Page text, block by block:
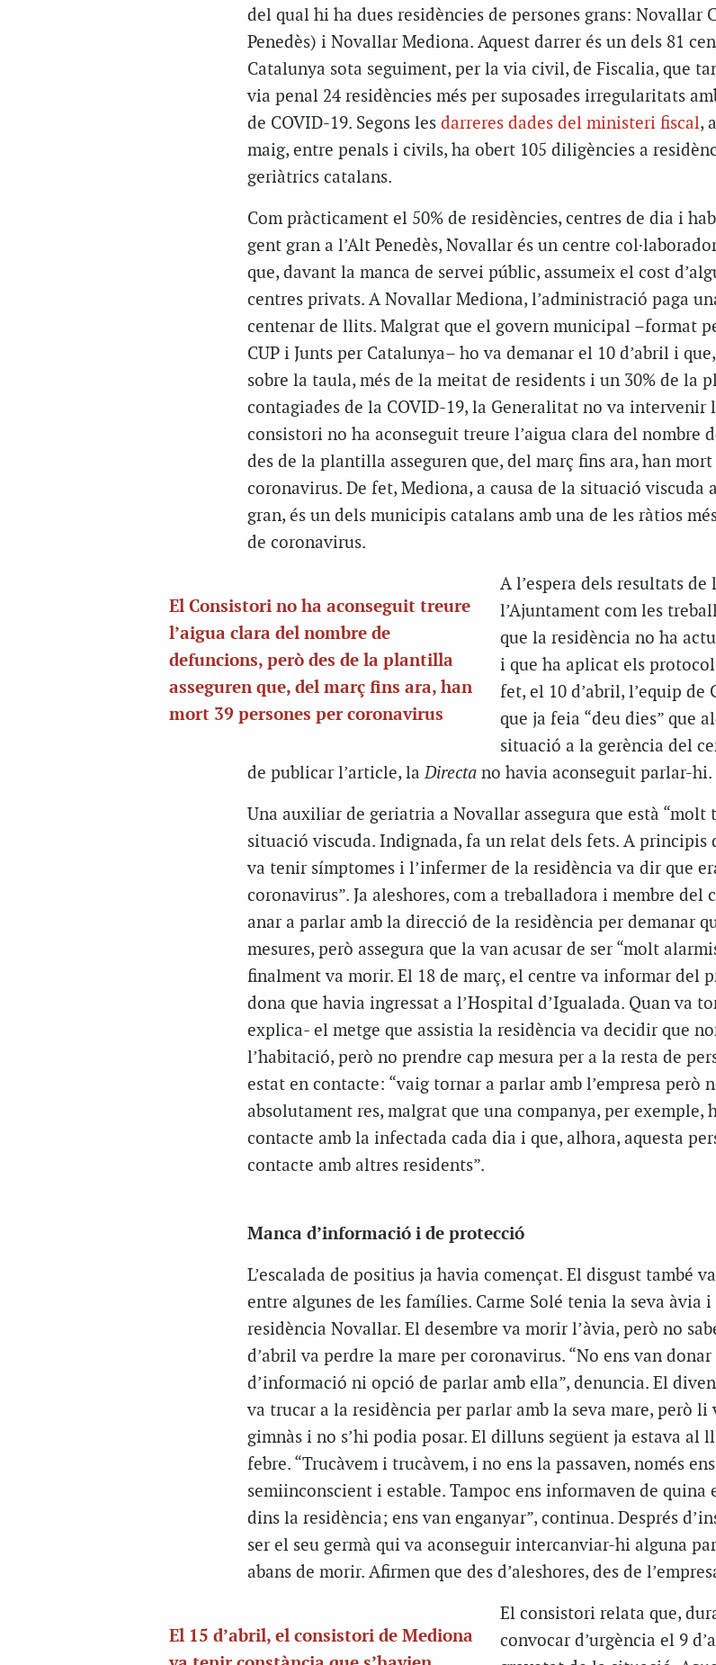
del qual hi ha dues residències de persones grans: Novallar
Penedès) i Novallar Mediona. Aquest darrer és un dels 81
Catalunya sota seguiment, per la via civil, de Fiscalia, que
via penal 24 residències més per suposades irregularitats
de COVID-19. Segons les darreres dades del ministeri fiscal,
maig, entre penals i civils, ha obert 105 diligències a
geriàtrics catalans.
Com pràcticament el 50% de residències, centres de dia i
gent gran a l’Alt Penedès, Novallar és un centre
que, davant la manca de servei públic, assumeix el cost
centres privats. A Novallar Mediona, l’administració paga
centenar de llits. Malgrat que el govern municipal –format
CUP i Junts per Catalunya– ho va demanar el 10 d’abril i
sobre la taula, més de la meitat de residents i un 30% de la
contagiades de la COVID-19, la Generalitat no va intervenir
consistori no ha aconseguit treure l’aigua clara del nombre
des de la plantilla asseguren que, del març fins ara, han mort
coronavirus. De fet, Mediona, a causa de la situació viscuda
gran, és un dels municipis catalans amb una de les ràtios
de coronavirus.
El Consistori no ha aconseguit treure
l’aigua clara del nombre de
defuncions, però des de la plantilla
asseguren que, del març fins ara, han
mort 39 persones per coronavirus
A l’espera dels resultats
l’Ajuntament com les
que la residència no ha
i que ha aplicat els
fet, el 10 d’abril, l’equip de
que ja feia “deu dies” que
situació a la gerència del
de publicar l’article, laDirectano havia aconseguit parlar-hi.
Una auxiliar de geriatria a Novallar assegura que està “molt
situació viscuda. Indignada, fa un relat dels fets. A principis
va tenir símptomes i l’infermer de la residència va dir que
coronavirus”. Ja aleshores, com a treballadora i membre del
anar a parlar amb la direcció de la residència per demanar
mesures, però assegura que la van acusar de ser “molt
finalment va morir. El 18 de març, el centre va informar del
dona que havia ingressat a l’Hospital d’Igualada. Quan va
explica- el metge que assistia la residència va decidir que
l’habitació, però no prendre cap mesura per a la resta de
estat en contacte: “vaig tornar a parlar amb l’empresa però
absolutament res, malgrat que una companya, per exemple,
contacte amb la infectada cada dia i que, alhora, aquesta
contacte amb altres residents”.
Manca d’informació i de protecció
L’escalada de positius ja havia començat. El disgust també
entre algunes de les famílies. Carme Solé tenia la seva àvia i
residència Novallar. El desembre va morir l’àvia, però no
d’abril va perdre la mare per coronavirus. “No ens van donar
d’informació ni opció de parlar amb ella”, denuncia. El
va trucar a la residència per parlar amb la seva mare, però li
gimnàs i no s’hi podia posar. El dilluns següent ja estava al
febre. “Trucàvem i trucàvem, i no ens la passaven, només
semiinconscient i estable. Tampoc ens informaven de quina
dins la residència; ens van enganyar”, continua. Després
ser el seu germà qui va aconseguir intercanviar-hi alguna
abans de morir. Afirmen que des d’aleshores, des de
El 15 d’abril, el consistori de Mediona
El consistori relata que,
convocar d’urgència el 9